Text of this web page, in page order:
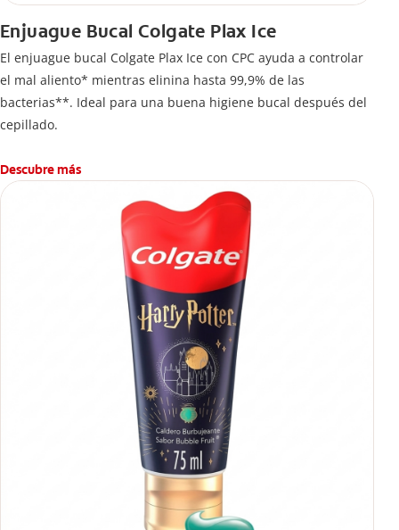
Enjuague Bucal Colgate Plax Ice
El enjuague bucal Colgate Plax Ice con CPC ayuda a controlar
el mal aliento* mientras elinina hasta 99,9% de las
bacterias**. Ideal para una buena higiene bucal después del
cepillado.
Descubre más